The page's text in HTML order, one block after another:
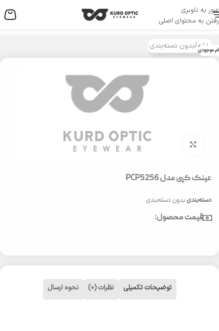
عبور به ناوبری
رفتن به محتوای اصلی
منو
خانه/بدون دسته‌بندی موجودی
بزرگنمایی تصویر
عینک کپی مدل PCP5256
دسته‌بندی بدون دسته‌بندی
قیمت محصول:
توضیحات تکمیلی نظرات (0) نحوه ارسال